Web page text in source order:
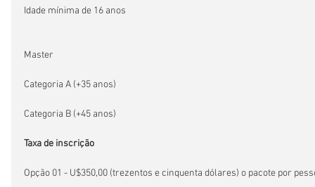
Idade mínima de 16 anos
Master
Categoria A (+35 anos)
Categoria B (+45 anos)
Taxa de inscrição
Opção 01 - U$350,00 (trezentos e cinquenta dólares) o pacote por